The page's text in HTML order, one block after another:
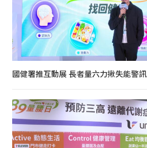
國健署推互動展 長者量六力揪失能警訊